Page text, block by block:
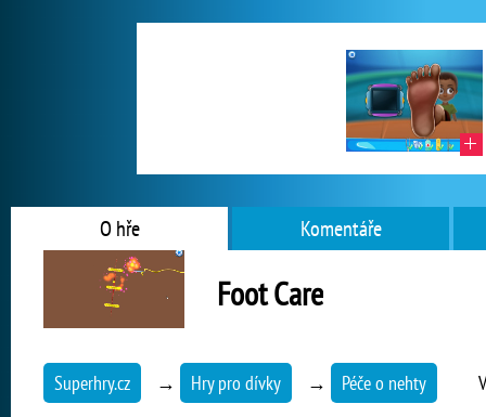
O hře Komentáře
Foot Care
Superhry.cz → Hry pro dívky → Péče o nehty